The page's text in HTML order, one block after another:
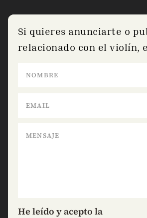
Si quieres anunciarte o
relacionado con el violín,
He leído y acepto la